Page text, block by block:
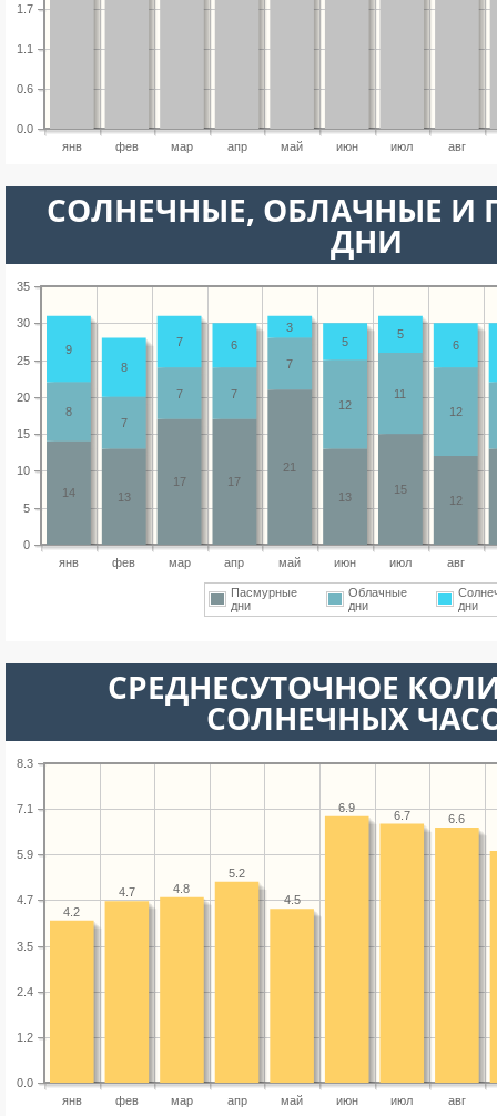
янв фев мар апр май июн июл авг
0.0
0.6
1.1
1.7
CОЛНЕЧНЫЕ, ОБЛАЧНЫЕ И
ДНИ
янв фев мар апр май июн июл авг
0
5
10
15
20
25
30
35
12
15
13
21
17
17
13
14
12
11
12
7
7
7
7
8
6
5
5
3
6
7
8
9
Пасмурные
дни
Облачные
дни
дни
СРЕДНЕСУТОЧНОЕ
СОЛНЕЧНЫХ
янв фев мар апр май июн июл авг
0.0
1.2
2.4
3.5
4.7
5.9
7.1
8.3
6.6
6.7
6.9
4.5
5.2
4.8
4.7
4.2